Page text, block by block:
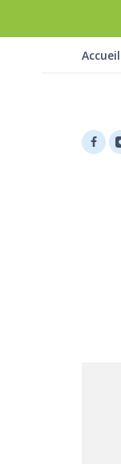
Accueil